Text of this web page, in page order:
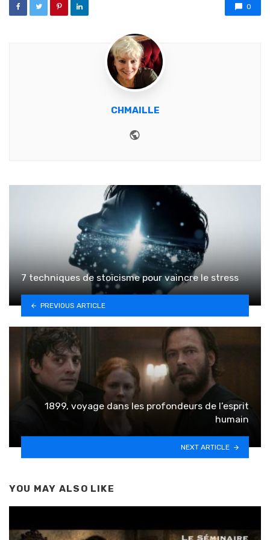
0
CHMAILLE
7 techniques de stoïcisme pour vaincre le stress
PREVIOUS ARTICLE
1899, voyage dans les profondeurs de l’esprit
humain
NEXT ARTICLE
YOU MAY ALSO LIKE